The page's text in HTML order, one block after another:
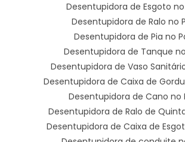
Desentupidora de Esgoto no
Desentupidora de Ralo no
Desentupidora de Pia no
Desentupidora de Tanque
Desentupidora de Vaso
Desentupidora de Caixa de
Desentupidora de Cano no
Desentupidora de Ralo de
Desentupidora de Caixa de